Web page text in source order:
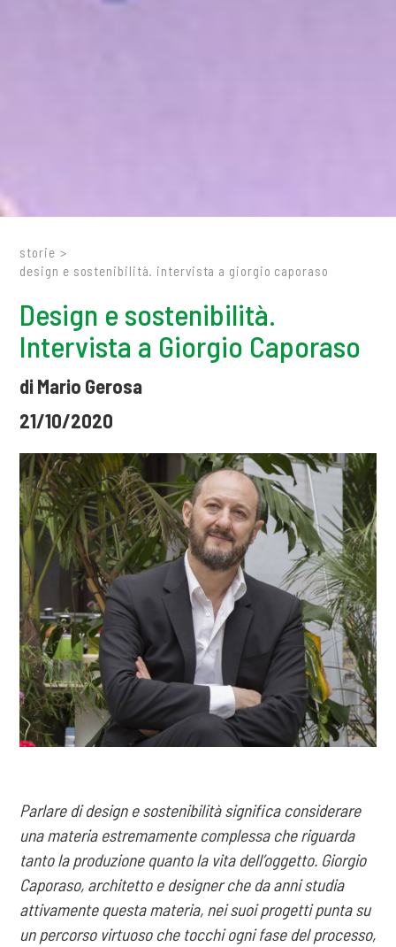
storie >
design e sostenibilità. intervista a giorgio caporaso
Design e sostenibilità.
Intervista a Giorgio Caporaso
di Mario Gerosa
21/10/2020
Parlare di design e sostenibilità significa considerare
una materia estremamente complessa che riguarda
tanto la produzione quanto la vita dell’oggetto. Giorgio
Caporaso, architetto e designer che da anni studia
attivamente questa materia, nei suoi progetti punta su
un percorso virtuoso che tocchi ogni fase del processo,